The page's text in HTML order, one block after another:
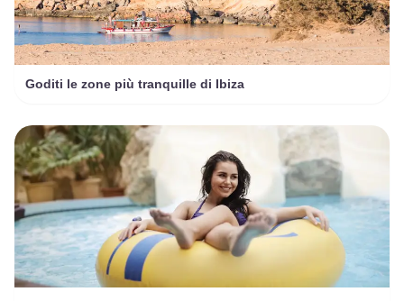
Goditi le zone più tranquille di Ibiza